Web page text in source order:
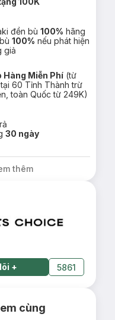
đền bù100% hãng
100% nếu phát hiện
giả
Hàng Miễn Phí (từ
60 Tỉnh Thành trừ
toàn Quốc từ 249K)
30 ngày
thêm
+ 5861
cùng